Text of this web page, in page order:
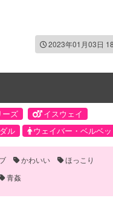
2023年01月03日
ーズ
イスウェイ
ル
ウェイバー・ベルベッ
かわいい
ほっこり
青姦